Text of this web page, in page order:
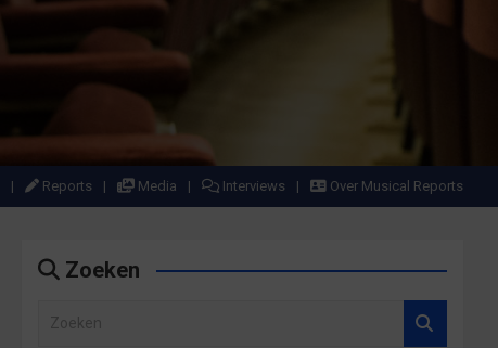
Reports Media Interviews Over Musical Reports
Zoeken